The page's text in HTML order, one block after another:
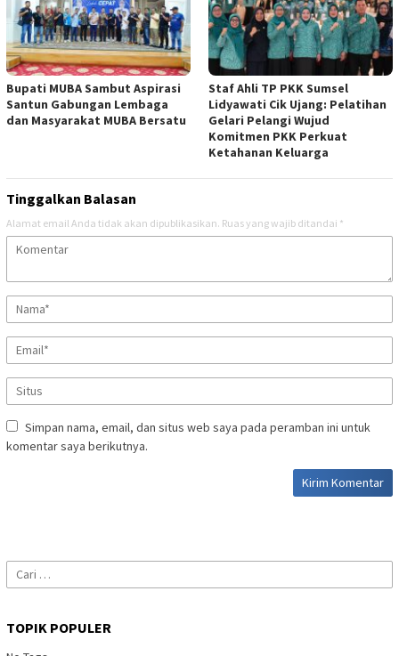
Bupati MUBA Sambut Aspirasi
Santun Gabungan Lembaga
dan Masyarakat MUBA Bersatu
Staf Ahli TP PKK Sumsel
Lidyawati Cik Ujang: Pelatihan
Gelari Pelangi Wujud
Komitmen PKK Perkuat
Ketahanan Keluarga
Tinggalkan Balasan
Alamat email Anda tidak akan dipublikasikan. Ruas yang wajib ditandai *
Simpan nama, email, dan situs web saya pada peramban ini untuk
komentar saya berikutnya.
Cari
untuk:
TOPIK POPULER